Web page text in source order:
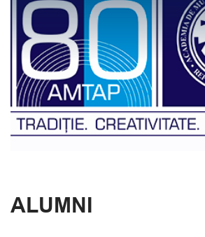
ALUMNI